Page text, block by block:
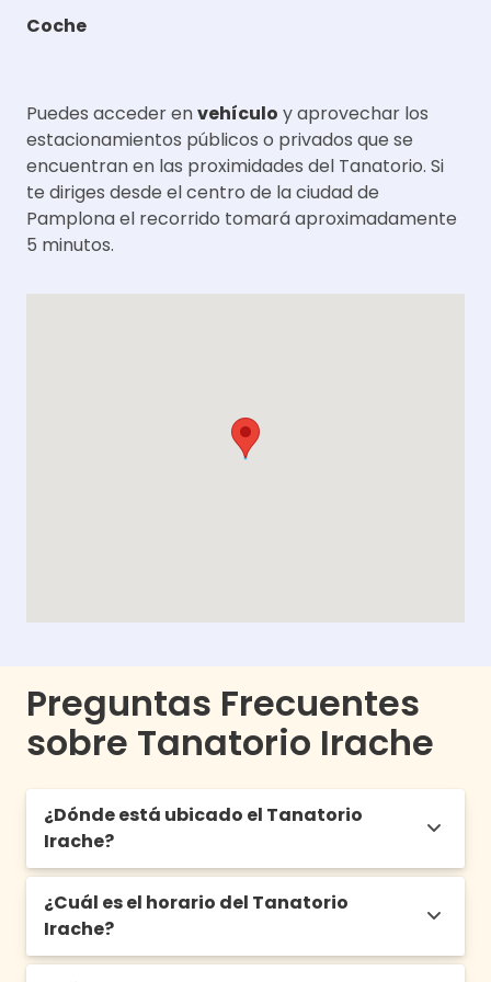
Coche
Puedes acceder envehículo y aprovechar los
estacionamientos públicos o privados que se
encuentran en las proximidades del Tanatorio. Si
te diriges desde el centro de la ciudad de
Pamplona el recorrido tomará aproximadamente
5 minutos.
Preguntas Frecuentes
sobre Tanatorio Irache
¿Dónde está ubicado el Tanatorio
Irache?
C/ Monasterio de Irache, 60, 31011 Pamplona,
Navarra
¿Cuál es el horario del Tanatorio
Irache?